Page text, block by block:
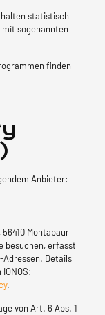
statistisch
sogenannten
finden
Anbieter:
Montabaur
besuchen, erfasst
Adressen. Details
.
von Art. 6 Abs. 1